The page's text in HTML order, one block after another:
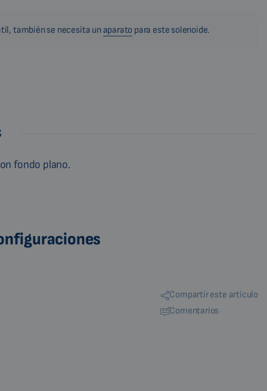
también se necesita un aparato para este solenoide.
fondo plano.
Compartir este artículo
Comentarios